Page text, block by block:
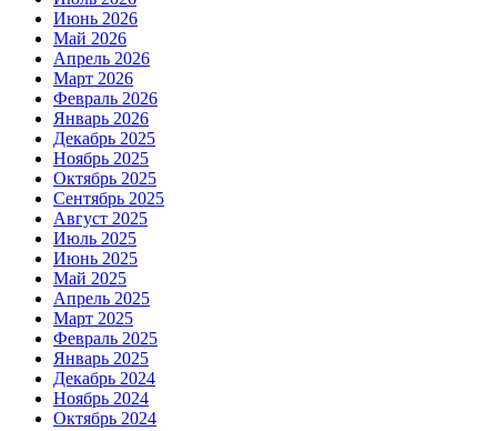
Июнь 2026
Май 2026
Апрель 2026
Март 2026
Февраль 2026
Январь 2026
Декабрь 2025
Ноябрь 2025
Октябрь 2025
Сентябрь 2025
Август 2025
Июль 2025
Июнь 2025
Май 2025
Апрель 2025
Март 2025
Февраль 2025
Январь 2025
Декабрь 2024
Ноябрь 2024
Октябрь 2024